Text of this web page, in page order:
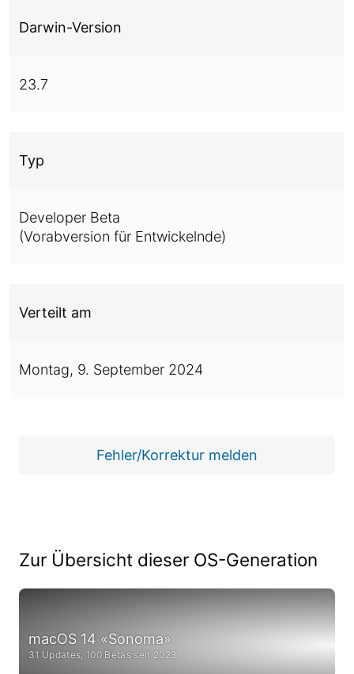
Darwin-Version
23.7
Typ
Developer Beta
(Vorabversion für Entwickelnde)
Verteilt am
Montag, 9. September 2024
Fehler/Korrektur melden
Zur Übersicht dieser OS-Generation
macOS 14 «Sonoma»
31 Updates, 100 Betas seit 2023